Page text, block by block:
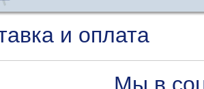
и оплата
Мы в